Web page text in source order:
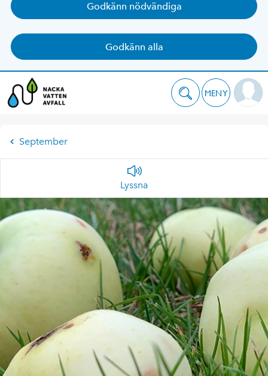
Godkänn nödvändiga
Godkänn alla
MENY
September
Lyssna